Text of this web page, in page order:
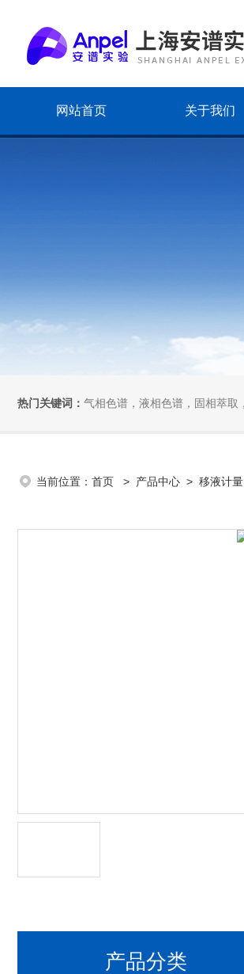
网站首页 关于我们
热门关键词： 气相色谱，液相色谱，固相萃
当前位置： 首页 > 产品中心 > 移液计量
产品分类